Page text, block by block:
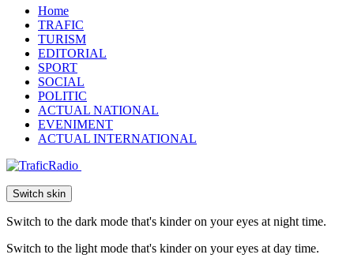
Home
TRAFIC
TURISM
EDITORIAL
SPORT
SOCIAL
POLITIC
ACTUAL NATIONAL
EVENIMENT
ACTUAL INTERNATIONAL
Switch skin
Switch to the dark mode that's kinder on your eyes at night time.
Switch to the light mode that's kinder on your eyes at day time.